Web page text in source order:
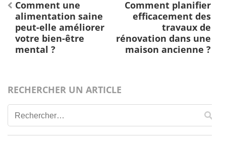
Navigation
de
l’article
Comment une
alimentation saine
peut-elle améliorer
votre bien-être
mental ?
Comment planifier
efficacement des
travaux de
rénovation dans une
maison ancienne ?
RECHERCHER UN ARTICLE
Rechercher :